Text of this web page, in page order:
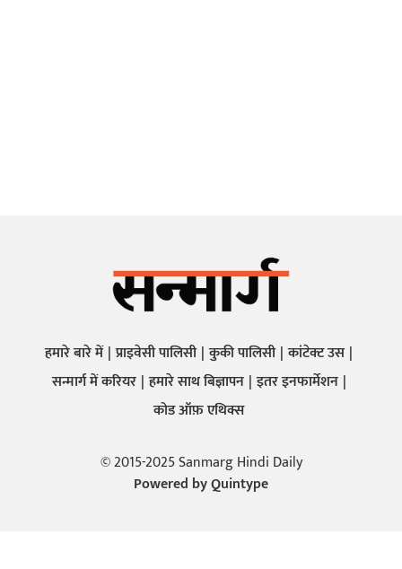
हमारे बारे में प्राइवेसी पालिसी कुकी पालिसी कांटेक्ट उस
सन्मार्ग में करियर हमारे साथ बिज्ञापन इतर इनफार्मेशन
कोड ऑफ़ एथिक्स
© 2015-2025 Sanmarg Hindi Daily
Powered byQuintype